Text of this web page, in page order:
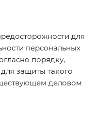
для
персональных
порядку,
защиты такого
деловом